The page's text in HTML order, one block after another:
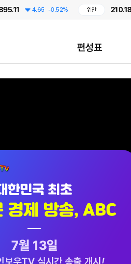
4.65 -0.52% 210.18
편성표
경제 방송, ABC / 7월 13일 CMB 레인